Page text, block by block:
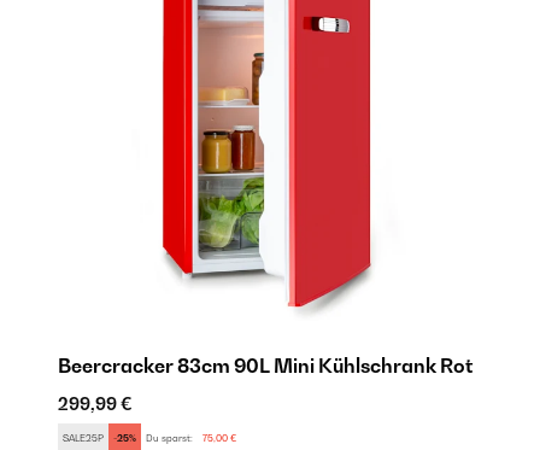
Beercracker 83cm 90L Mini Kühlschrank​ Rot
299,99 €
SALE25P -25% Du sparst: 75,00 €